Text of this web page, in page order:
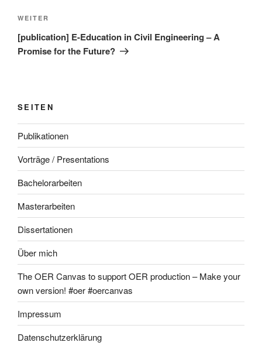
Nächster
Beitrag
WEITER
[publication] E-Education in Civil Engineering – A
Promise for the Future?
SEITEN
Publikationen
Vorträge / Presentations
Bachelorarbeiten
Masterarbeiten
Dissertationen
Über mich
The OER Canvas to support OER production – Make your
own version! #oer #oercanvas
Impressum
Datenschutzerklärung